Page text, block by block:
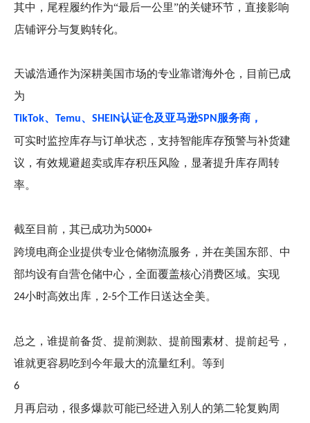
其中，尾程履约作为“最后一公里”的关键环节，直接影响
店铺评分与复购转化。
天诚浩通作为深耕美国市场的专业靠谱海外仓，目前已成
为
TikTok、 Temu、 SHEIN认证仓及亚马逊SPN 服务商，
可实时监控库存与订单状态，支持智能库存预警与补货建
议，有效规避超卖或库存积压风险，显著提升库存周转
率。
截至目前，其已成功为5000+
跨境电商企业提供专业仓储物流服务，并在美国东部、中
部均设有自营仓储中心，全面覆盖核心消费区域。实现
24小时高效出库， 2-5个工作日送达全美。
总之，谁提前备货、提前测款、提前囤素材、提前起号，
谁就更容易吃到今年最大的流量红利。等到
6
月再启动，很多爆款可能已经进入别人的第二轮复购周